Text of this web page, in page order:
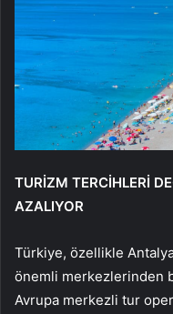
TURİZM TERCİHLERİ
AZALIYOR
Türkiye, özellikle
önemli merkezlerinden
Avrupa merkezli tur